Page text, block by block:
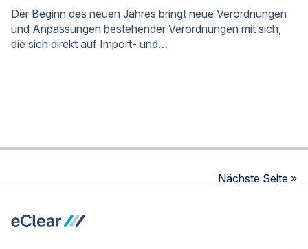
Der Beginn des neuen Jahres bringt neue Verordnungen
und Anpassungen bestehender Verordnungen mit sich,
die sich direkt auf Import- und…
Nächste Seite »